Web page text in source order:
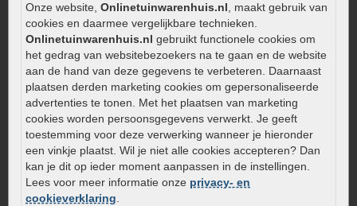
Onze website, Onlinetuinwarenhuis.nl, maakt gebruik van
cookies en daarmee vergelijkbare technieken.
Onlinetuinwarenhuis.nl gebruikt functionele cookies om
het gedrag van websitebezoekers na te gaan en de website
aan de hand van deze gegevens te verbeteren. Daarnaast
plaatsen derden marketing cookies om gepersonaliseerde
advertenties te tonen. Met het plaatsen van marketing
cookies worden persoonsgegevens verwerkt. Je geeft
toestemming voor deze verwerking wanneer je hieronder
een vinkje plaatst. Wil je niet alle cookies accepteren? Dan
kan je dit op ieder moment aanpassen in de instellingen.
Lees voor meer informatie onze privacy- en
cookieverklaring.
Onderhoud van gebakken bestrating
Aanlegtips voor gebakken bestrating
Zelf een terras aanleggen
Kleine stadstuin inrichten
0320 – 219170
Kaapstanderweg 41
8243 RB Lelystad
info@onlinetuinwarenhuis.nl
Routebeschrijving